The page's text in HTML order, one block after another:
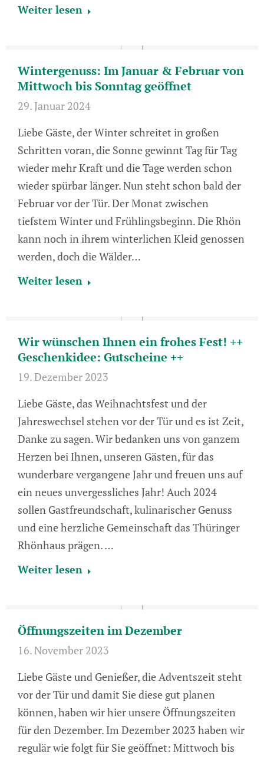
Weiter lesen
Wintergenuss: Im Januar & Februar von
Mittwoch bis Sonntag geöffnet
29. Januar 2024
Liebe Gäste, der Winter schreitet in großen
Schritten voran, die Sonne gewinnt Tag für Tag
wieder mehr Kraft und die Tage werden schon
wieder spürbar länger. Nun steht schon bald der
Februar vor der Tür. Der Monat zwischen
tiefstem Winter und Frühlingsbeginn. Die Rhön
kann noch in ihrem winterlichen Kleid genossen
werden, doch die Wälder…
Weiter lesen
Wir wünschen Ihnen ein frohes Fest! ++
Geschenkidee: Gutscheine ++
19. Dezember 2023
Liebe Gäste, das Weihnachtsfest und der
Jahreswechsel stehen vor der Tür und es ist Zeit,
Danke zu sagen. Wir bedanken uns von ganzem
Herzen bei Ihnen, unseren Gästen, für das
wunderbare vergangene Jahr und freuen uns auf
ein neues unvergessliches Jahr! Auch 2024
sollen Gastfreundschaft, kulinarischer Genuss
und eine herzliche Gemeinschaft das Thüringer
Rhönhaus prägen. …
Weiter lesen
Öffnungszeiten im Dezember
16. November 2023
Liebe Gäste und Genießer, die Adventszeit steht
vor der Tür und damit Sie diese gut planen
können, haben wir hier unsere Öffnungszeiten
für den Dezember. Im Dezember 2023 haben wir
regulär wie folgt für Sie geöffnet: Mittwoch bis